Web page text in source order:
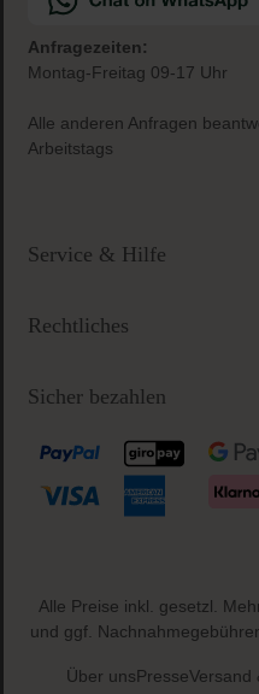
Anfragezeiten:
Montag-Freitag 09-17 Uhr
Alle anderen Anfragen
Arbeitstags
Service & Hilfe
Rechtliches
Sicher bezahlen
Alle Preise inkl. gesetzl.
und ggf.
Über unsPresseVersand